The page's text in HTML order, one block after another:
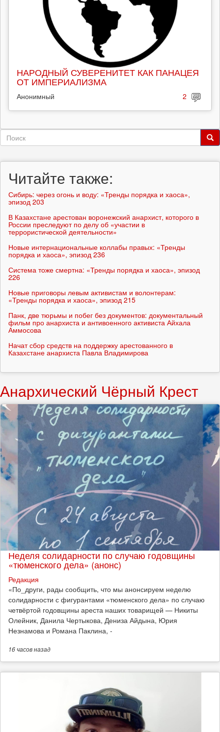
НАРОДНЫЙ СУВЕРЕНИТЕТ КАК ПАНАЦЕЯ
ОТ ИМПЕРИАЛИЗМА
Анонимный 2
Форма
поиска
Читайте также:
Сибирь: через огонь и воду: «Тренды порядка и хаоса»,
эпизод 203
В Казахстане арестован воронежский анархист, которого в
России преследуют по делу об «участии в
террористической деятельности»
Новые интернациональные коллабы правых: «Тренды
порядка и хаоса», эпизод 236
Система тоже смертна: «Тренды порядка и хаоса», эпизод
226
Новые приговоры левым активистам и волонтерам:
«Тренды порядка и хаоса», эпизод 215
Панк, две тюрьмы и побег без документов: документальный
фильм про анархиста и антивоенного активиста Айхала
Аммосова
Начат сбор средств на поддержку арестованного в
Казахстане анархиста Павла Владимирова
Анархический Чёрный Крест
Неделя солидарности по случаю годовщины
«тюменского дела» (анонс)
Редакция
​«По_други, рады сообщить, что мы анонсируем неделю
солидарности с фигурантами «тюменского дела» по случаю
четвёртой годовщины ареста наших товарищей — Никиты
Олейник, Данила Чертыкова, Дениза Айдына, Юрия
Незнамова и Романа Паклина, -
16 часовназад